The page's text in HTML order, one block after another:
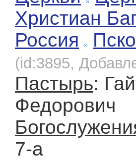
Христиан
Россия
(id:3895,
Пастырь:
Федорович
7-а